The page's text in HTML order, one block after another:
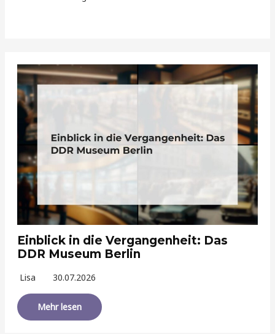
Einblick in die Vergangenheit: Das
DDR Museum Berlin
Lisa 30.07.2026
Mehr lesen